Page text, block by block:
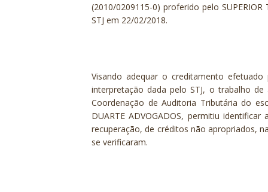
(2010/0209115-0) proferido pelo SUPERIOR
STJ em 22/02/2018.
Visando adequar o creditamento
interpretação dada pelo STJ, o trabalho de
Coordenação de Auditoria Tributária do
DUARTE ADVOGADOS, permitiu
recuperação, de créditos não apropriados,
se verificaram.